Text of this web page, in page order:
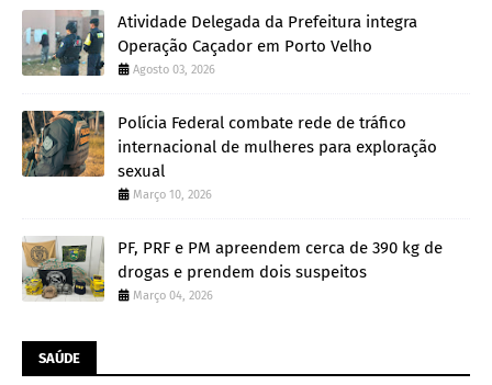
Atividade Delegada da Prefeitura integra
Operação Caçador em Porto Velho
Agosto 03, 2026
Polícia Federal combate rede de tráfico
internacional de mulheres para exploração
sexual
Março 10, 2026
PF, PRF e PM apreendem cerca de 390 kg de
drogas e prendem dois suspeitos
Março 04, 2026
SAÚDE